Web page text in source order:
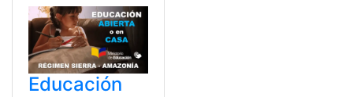
Educación